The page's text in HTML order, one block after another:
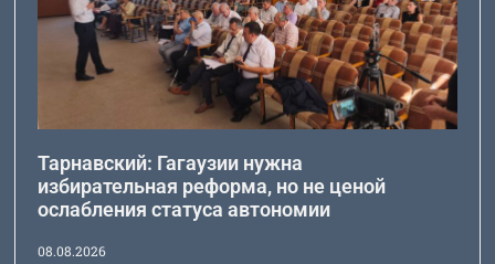
Тарнавский: Гагаузии нужна
избирательная реформа, но не ценой
ослабления статуса автономии
08.08.2026